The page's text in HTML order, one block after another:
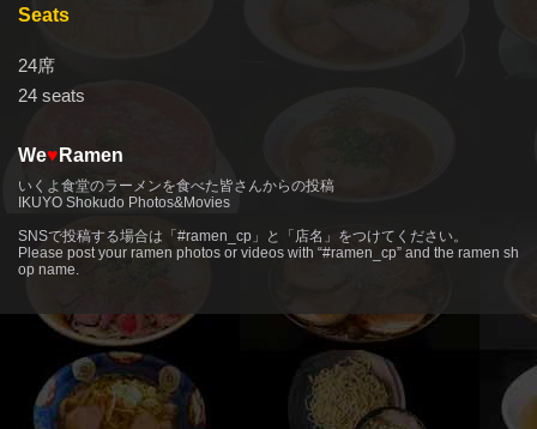
Seats
24席
24 seats
We♥ Ramen
いくよ食堂のラーメンを食べた皆さんからの投稿
IKUYO Shokudo Photos&Movies
SNSで投稿する場合は「#ramen_cp」と「店名」をつけてください。
Please post your ramen photos or videos with “#ramen_cp” and the ramen sh
op name.
more